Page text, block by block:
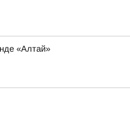
«Алтай»